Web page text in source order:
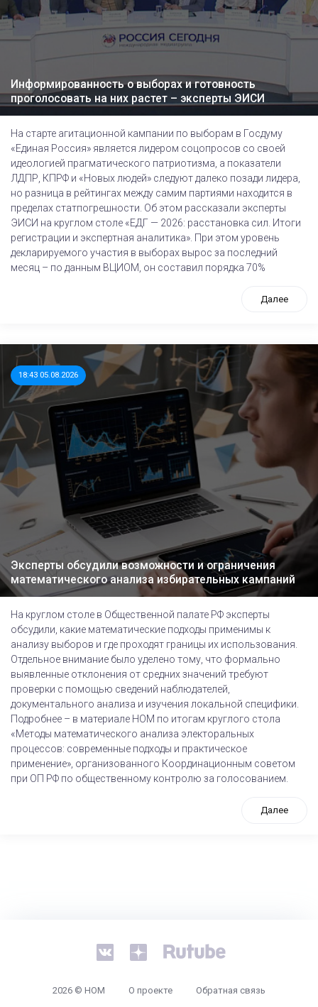
Информированность о выборах и готовность
проголосовать на них растет – эксперты ЭИСИ
На старте агитационной кампании по выборам в Госдуму
«Единая Россия» является лидером соцопросов со своей
идеологией прагматического патриотизма, а показатели
ЛДПР, КПРФ и «Новых людей» следуют далеко позади лидера,
но разница в рейтингах между самим партиями находится в
пределах статпогрешности. Об этом рассказали эксперты
ЭИСИ на круглом столе «ЕДГ — 2026: расстановка сил. Итоги
регистрации и экспертная аналитика». При этом уровень
декларируемого участия в выборах вырос за последний
месяц – по данным ВЦИОМ, он составил порядка 70%
Далее
18:43 05.08.2026
Эксперты обсудили возможности и ограничения
математического анализа избирательных кампаний
На круглом столе в Общественной палате РФ эксперты
обсудили, какие математические подходы применимы к
анализу выборов и где проходят границы их использования.
Отдельное внимание было уделено тому, что формально
выявленные отклонения от средних значений требуют
проверки с помощью сведений наблюдателей,
документального анализа и изучения локальной специфики.
Подробнее – в материале НОМ по итогам круглого стола
«Методы математического анализа электоральных
процессов: современные подходы и практическое
применение», организованного Координационным советом
при ОП РФ по общественному контролю за голосованием.
Далее
2026 © НОМ О проекте Обратная связь